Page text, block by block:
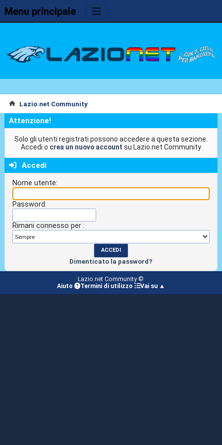
Menu principale
Lazio.net Community
Attenzione!
Solo gli utenti registrati possono accedere a questa sezione.
Accedi o crea un nuovo account su Lazio.net Community
Accedi
Nome utente:
Password:
Rimani connesso per :
Dimenticato la password?
Lazio.net Community ©
Aiuto
Termini di utilizzo Vai su ▲